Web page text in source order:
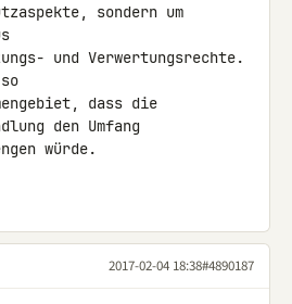
sondern um
und Verwertungsrechte.
dass die
den Umfang
würde.
2017-02-04 18:38#4890187